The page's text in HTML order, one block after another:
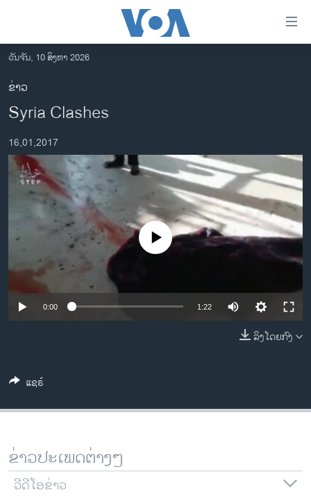
ເຂົ້າ
ຫາ
ຂ້າມ
ຂ້າມ
ໄປ
ຊອກ
ອາເມຣິກາ
ການເລືອກຕັ້ງ ປະທານາທີບໍດີ ສະຫະລັດ 2024
ຂ່າວ​ຈີນ
ໂລກ
ເອເຊຍ
ອິດສະຫຼະພາບດ້ານການຂ່າວ
ຊີວິດຊາວລາວ
ຊຸມຊົນຊາວລາວ
ວິທະຍາສາດ-ເທັກໂນໂລຈີ
ພາສາອັງກິດ
ລາຍການກະຈາຍສຽງ
ລາຍງານ
ຕິດຕາມພວກເຮົາ ທີ່
ວັນຈັນ, 10 ສິງຫາ 2026
ຂ່າວ
Syria Clashes
16,01,2017
No media source currently available
0:00 1:22
ລິງໂດຍກົງ
ແຊຣ໌
ຂ່າວປະເພດຕ່າງໆ
ວີດີໂອຂ່າວ